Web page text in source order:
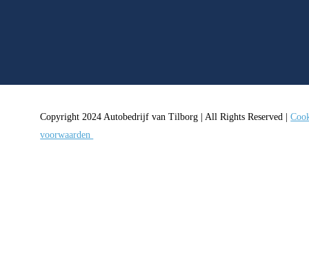
Copyright 2024 Autobedrijf van Tilborg | All Rights Reserved |
voorwaarden